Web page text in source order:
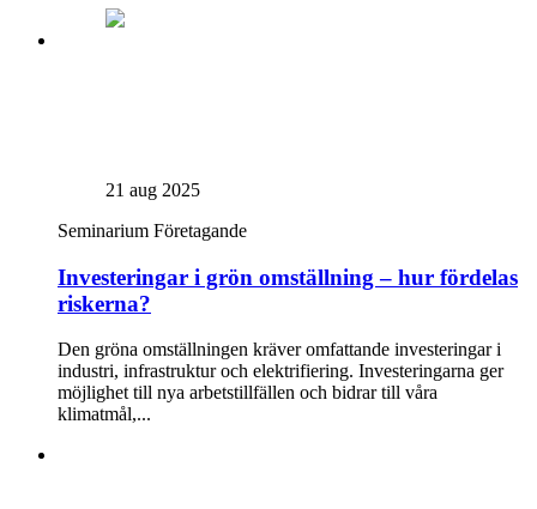
21 aug 2025
Seminarium Företagande
Investeringar i grön omställning – hur fördelas
riskerna?
Den gröna omställningen kräver omfattande investeringar i
industri, infrastruktur och elektrifiering. Investeringarna ger
möjlighet till nya arbetstillfällen och bidrar till våra
klimatmål,...